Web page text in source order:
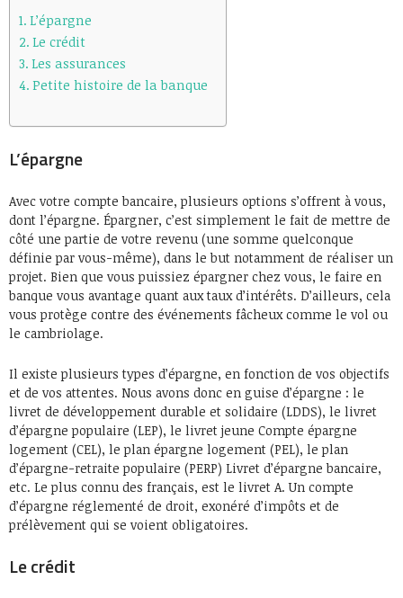
L’épargne
Le crédit
Les assurances
Petite histoire de la banque
L’épargne
Avec votre compte bancaire, plusieurs options s’offrent à vous,
dont l’épargne. Épargner, c’est simplement le fait de mettre de
côté une partie de votre revenu (une somme quelconque
définie par vous-même), dans le but notamment de réaliser un
projet. Bien que vous puissiez épargner chez vous, le faire en
banque vous avantage quant aux taux d’intérêts. D’ailleurs, cela
vous protège contre des événements fâcheux comme le vol ou
le cambriolage.
Il existe plusieurs types d’épargne, en fonction de vos objectifs
et de vos attentes. Nous avons donc en guise d’épargne : le
livret de développement durable et solidaire (LDDS), le livret
d’épargne populaire (LEP), le livret jeune Compte épargne
logement (CEL), le plan épargne logement (PEL), le plan
d’épargne-retraite populaire (PERP) Livret d’épargne bancaire,
etc. Le plus connu des français, est le livret A. Un compte
d’épargne réglementé de droit, exonéré d’impôts et de
prélèvement qui se voient obligatoires.
Le crédit